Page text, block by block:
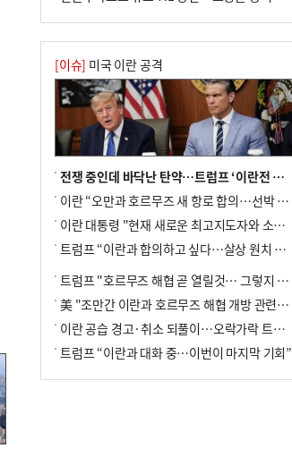
[이슈] 미국 이란 공격
전쟁 중인데 바닥난 탄약…트럼프 ‘이란전 무기고갈’ 국방장관 질책
이란 “오만과 호르무즈 새 항로 합의…선박 안전은 보장 못해”
이란 대통령 "현재 새로운 최고지도자와 소통 어려운 상황"
트럼프 “이란과 합의하고 싶다…살상 원치 않아”
트럼프 "호르무즈 해협 곧 열릴것… 그렇지 않으면 이란에 강력 공격"
美 "조만간 이란과 호르무즈 해협 개방 관련된 합의 이뤄질 것"
이란 공습 경고·취소 되풀이…오락가락 트럼프 비꼰 ‘타코’
트럼프 “이란과 대화 중…이번이 마지막 기회”